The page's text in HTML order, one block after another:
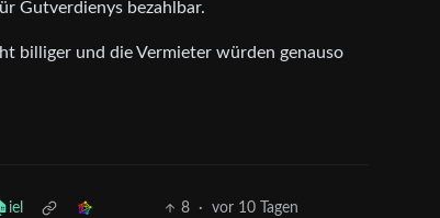
Gutverdienys bezahlbar.
billiger und die Vermieter würden genauso
8 · vor 10 Tagen